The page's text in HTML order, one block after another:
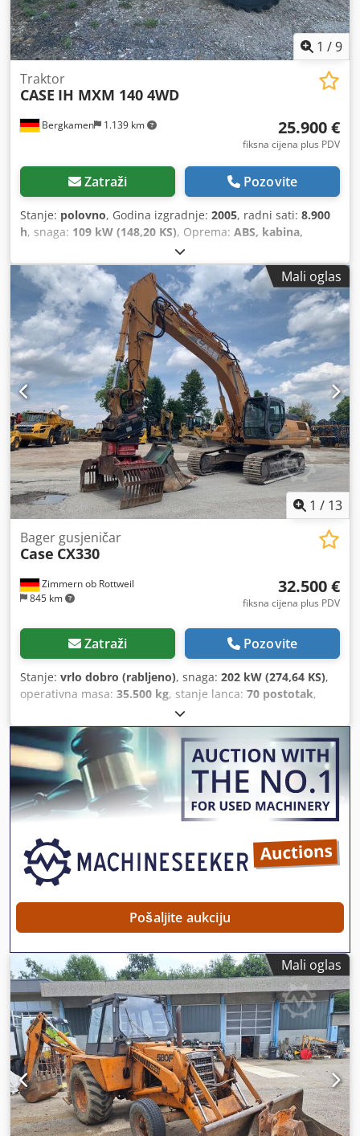
1 /9
Bergkamen 1.139 km
Traktor
CASE IH MXM 140 4WD
25.900 €
fiksna cijena plus PDV
Zatraži Pozovite
Stanje: polovno, Godina izgradnje: 2005, radni sati: 8.900
h, snaga: 109 kW (148,20 KS), Oprema: ABS, kabina,
klima-uređaj, pogon na sve točkove
Mali oglas
1 / 13
Zimmern ob Rottweil
845 km
Bager gusjeničar
Case CX330
32.500 €
fiksna cijena plus PDV
Zatraži Pozovite
Stanje: vrlo dobro (rabljeno), snaga: 202 kW (274,64 KS),
operativna masa: 35.500 kg, stanje lanca: 70 postotak,
, radni sati:
klima-uređaj,
Pošaljite aukciju
Mali oglas